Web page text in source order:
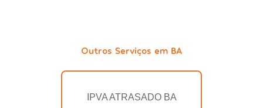
Outros Serviços em BA
IPVA ATRASADO BA